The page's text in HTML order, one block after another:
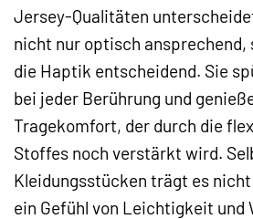
Jersey-Qualitäten
nicht nur optisch ansprechend,
die Haptik entscheidend. Sie
bei jeder Berührung und
Tragekomfort, der durch die
Stoffes noch verstärkt wird.
Kleidungsstücken trägt es
ein Gefühl von Leichtigkeit und